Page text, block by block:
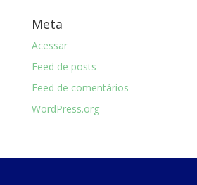
Meta
Acessar
Feed de posts
Feed de comentários
WordPress.org